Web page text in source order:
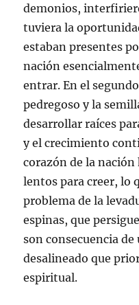
demonios,
tuviera la
estaban presentes
nación
entrar. En el
pedregoso y la
desarrollar raíces
y el crecimiento
corazón de la
lentos para creer, lo
problema de la
espinas, que
son consecuencia
desalineado que
espiritual.